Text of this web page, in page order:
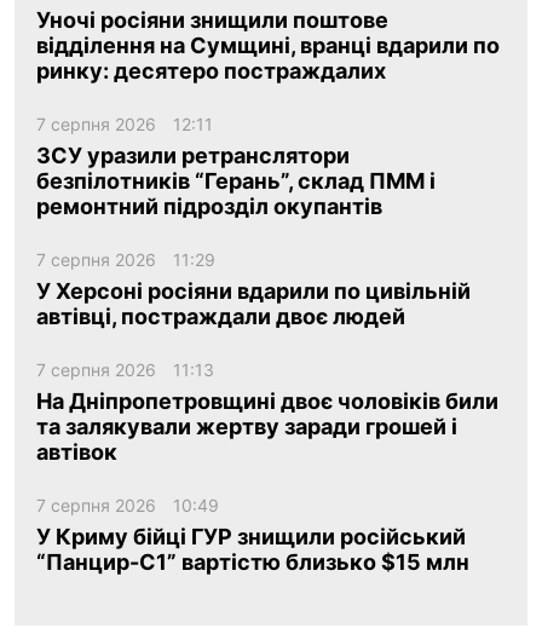
Уночі росіяни знищили поштове
відділення на Сумщині, вранці вдарили по
ринку: десятеро постраждалих
7 серпня 2026 12:11
ЗСУ уразили ретранслятори
безпілотників “Герань”, склад ПММ і
ремонтний підрозділ окупантів
7 серпня 2026 11:29
У Херсоні росіяни вдарили по цивільній
автівці, постраждали двоє людей
7 серпня 2026 11:13
На Дніпропетровщині двоє чоловіків били
та залякували жертву заради грошей і
автівок
7 серпня 2026 10:49
У Криму бійці ГУР знищили російський
“Панцир-С1” вартістю близько $15 млн